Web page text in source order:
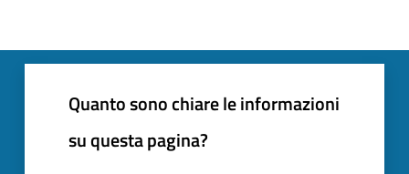
Quanto sono chiare le informazioni
su questa pagina?